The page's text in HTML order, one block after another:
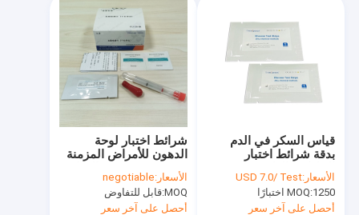
شرائط اختبار لوحة
الدهون للأمراض المزمنة
ISO13485 OEM المتاحة
الأسعار:negotiable
MOQ: قابل للتفاوض
أحصل على آخر سعر
قياس السكر في الدم
بدقة شرائط اختبار
الجلوكوز الطريقة
الكيميائية الجافة
ISO13485
الأسعار:USD 7.0/ Test
MOQ:1250 اختبارًا
أحصل على آخر سعر